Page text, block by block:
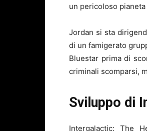
un pericoloso
Jordan si sta
di un famigerato
Bluestar prima di
criminali scomparsi,
Sviluppo di
Intergalactic: The